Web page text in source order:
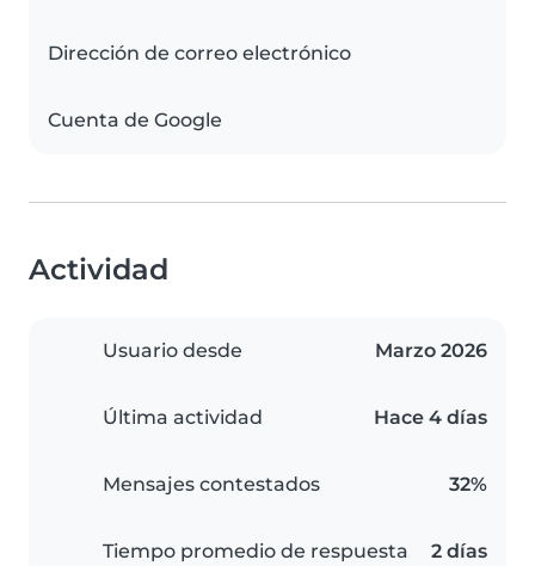
Dirección de correo electrónico
Cuenta de Google
Actividad
Usuario desde Marzo 2026
Última actividad Hace 4 días
Mensajes contestados 32%
Tiempo promedio de respuesta 2 días